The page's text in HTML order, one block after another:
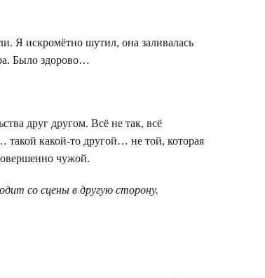
Я искромётно шутил, она заливалась
Было здорово…
друг другом. Всё не так, всё
такой какой-то другой… не той, которая
чужой.
со сцены в другую сторону.